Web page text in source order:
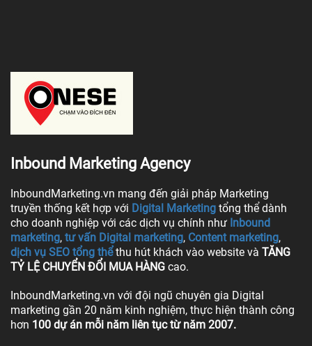
Inbound Marketing Agency
InboundMarketing.vn mang đến giải pháp Marketing
truyền thống kết hợp với Digital Marketing tổng thể dành
cho doanh nghiệp với các dịch vụ chính như Inbound
marketing, tư vấn Digital marketing, Content marketing,
dịch vụ SEO tổng thể thu hút khách vào website và TĂNG
TỶ LỆ CHUYỂN ĐỔI MUA HÀNG cao.
InboundMarketing.vn với đội ngũ chuyên gia Digital
marketing gần 20 năm kinh nghiệm, thực hiện thành công
hơn 100 dự án mỗi năm liên tục từ năm 2007.